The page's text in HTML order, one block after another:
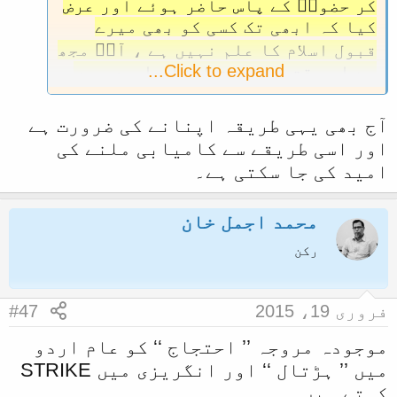
کر حضورؐ کے پاس حاضر ہوئے اور عرض
کیا کہ ابھی تک کسی کو بھی میرے
قبول اسلام کا علم نہیں ہے ، آپؐ مجھ
سے اس وقت جو خدمت لینا چاہیں میں
اسے انجام دے سکتا ہوں۔ حضورؐ نے
ڈالنے کی کوئی تدبیر کرو(اسی موقعہ
پر حضورؐ نے فرمایا تھا اَلْحَرْبُ خُدْ
عَۃ۔یعنی جنگ میں دھوکہ دینا جائز
پاس گئے جن سے ان کا بہت میل جول
تھا ،اور ان سے کہا کہ قریش اور
غطفان تو محاصرے سے تنگ آ کر واپس
بگڑے گا ، مگر تمہیں مسلمانوں کے
ساتھ اسی جگہ رہنا ہے ، وہ لوگ اگر
چلے گئے تو تمہارا کیا بنے گا۔
میری رائے یہ ہے کہ تم اس وقت تک
جنگ میں حصّہ نہ لو جب تک اِن باہر سے
Click to expand...
آج بھی یہی طریقہ اپنانے کی ضرورت ہے
اور اسی طریقے سے کامیابی ملنے کی
امید کی جا سکتی ہے۔
محمد اجمل خان
رکن
فروری 19، 2015 #47
موجودہ مروجہ ’’ احتجاج ‘‘ کو عام اردو
میں ’’ ہڑتال ‘‘ اور انگریزی میں STRIKE